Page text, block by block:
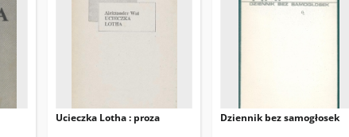
Ucieczka Lotha : proza Dziennik bez samogłosek